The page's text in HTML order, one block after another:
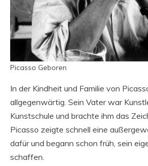
Picasso Geboren
In der Kindheit und Familie von
allgegenwärtig. Sein Vater war
Kunstschule und brachte ihm das
Picasso zeigte schnell eine
dafür und begann schon früh, sein
schaffen.